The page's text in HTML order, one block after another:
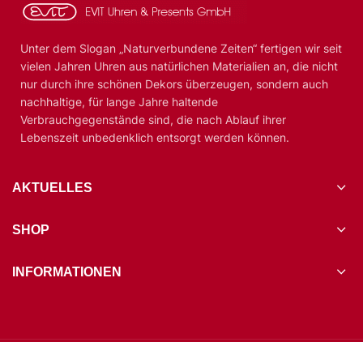
Unter dem Slogan „Naturverbundene Zeiten“ fertigen wir seit
vielen Jahren Uhren aus natürlichen Materialien an, die nicht
nur durch ihre schönen Dekors überzeugen, sondern auch
nachhaltige, für lange Jahre haltende
Verbrauchgegenstände sind, die nach Ablauf ihrer
Lebenszeit unbedenklich entsorgt werden können.
AKTUELLES
SHOP
INFORMATIONEN